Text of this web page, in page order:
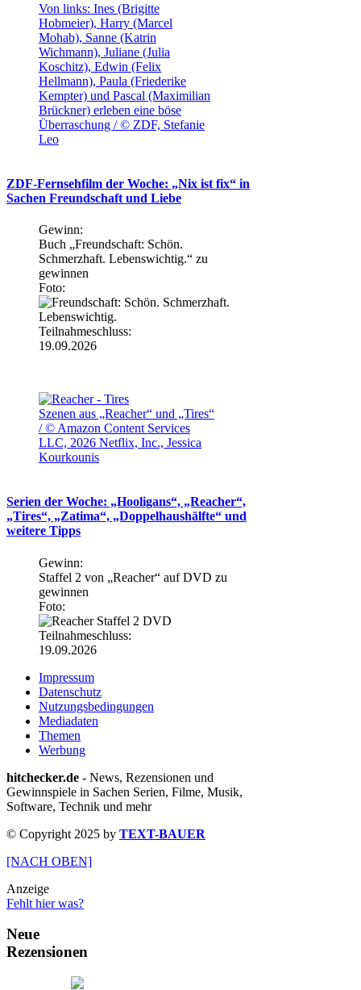
Von links: Ines (Brigitte
Hobmeier), Harry (Marcel
Mohab), Sanne (Katrin
Wichmann), Juliane (Julia
Koschitz), Edwin (Felix
Hellmann), Paula (Friederike
Kempter) und Pascal (Maximilian
Brückner) erleben eine böse
Überraschung / © ZDF, Stefanie
Leo
ZDF-Fernsehfilm der Woche: „Nix ist fix“ in
Sachen Freundschaft und Liebe
Gewinn:
Buch „Freundschaft: Schön.
Schmerzhaft. Lebenswichtig.“ zu
gewinnen
Foto:
Teilnahmeschluss:
19.09.2026
Szenen aus „Reacher“ und „Tires“
/ © Amazon Content Services
LLC, 2026 Netflix, Inc., Jessica
Kourkounis
Serien der Woche: „Hooligans“, „Reacher“,
„Tires“, „Zatima“, „Doppelhaushälfte“ und
weitere Tipps
Gewinn:
Staffel 2 von „Reacher“ auf DVD zu
gewinnen
Foto:
Teilnahmeschluss:
19.09.2026
Impressum
Datenschutz
Nutzungsbedingungen
Mediadaten
Themen
Werbung
hitchecker.de - News, Rezensionen und
Gewinnspiele in Sachen Serien, Filme, Musik,
Software, Technik und mehr
© Copyright 2025 by TEXT-BAUER
[NACH OBEN]
Anzeige
Fehlt hier was?
Neue
Rezensionen